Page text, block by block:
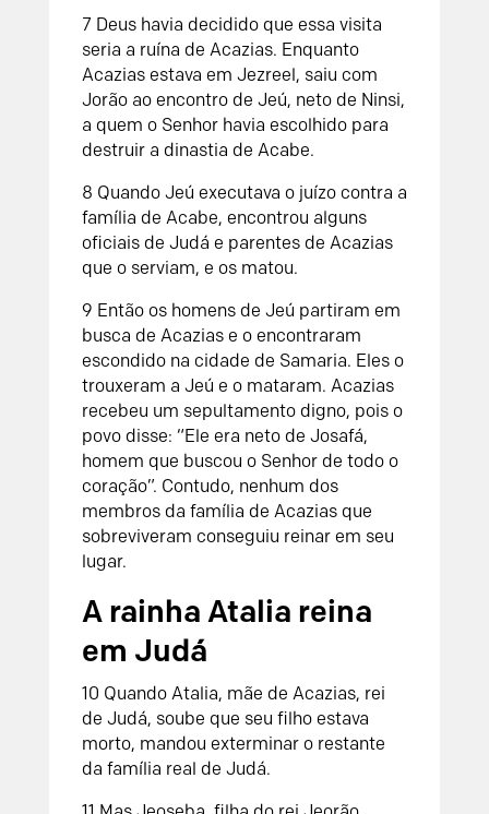
7 Deus havia decidido que essa visita
seria a ruína de Acazias. Enquanto
Acazias estava em Jezreel, saiu com
Jorão ao encontro de Jeú, neto de Ninsi,
a quem o Senhor havia escolhido para
destruir a dinastia de Acabe.
8 Quando Jeú executava o juízo contra a
família de Acabe, encontrou alguns
oficiais de Judá e parentes de Acazias
que o serviam, e os matou.
9 Então os homens de Jeú partiram em
busca de Acazias e o encontraram
escondido na cidade de Samaria. Eles o
trouxeram a Jeú e o mataram. Acazias
recebeu um sepultamento digno, pois o
povo disse: “Ele era neto de Josafá,
homem que buscou o Senhor de todo o
coração”. Contudo, nenhum dos
membros da família de Acazias que
sobreviveram conseguiu reinar em seu
lugar.
A rainha Atalia reina
em Judá
10 Quando Atalia, mãe de Acazias, rei
de Judá, soube que seu filho estava
morto, mandou exterminar o restante
da família real de Judá.